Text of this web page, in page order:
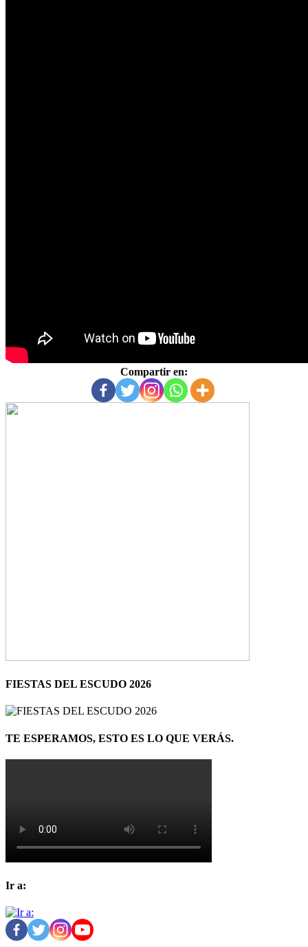
Compartir en:
FIESTAS DEL ESCUDO 2026
TE ESPERAMOS, ESTO ES LO QUE VERÁS.
Ir a: